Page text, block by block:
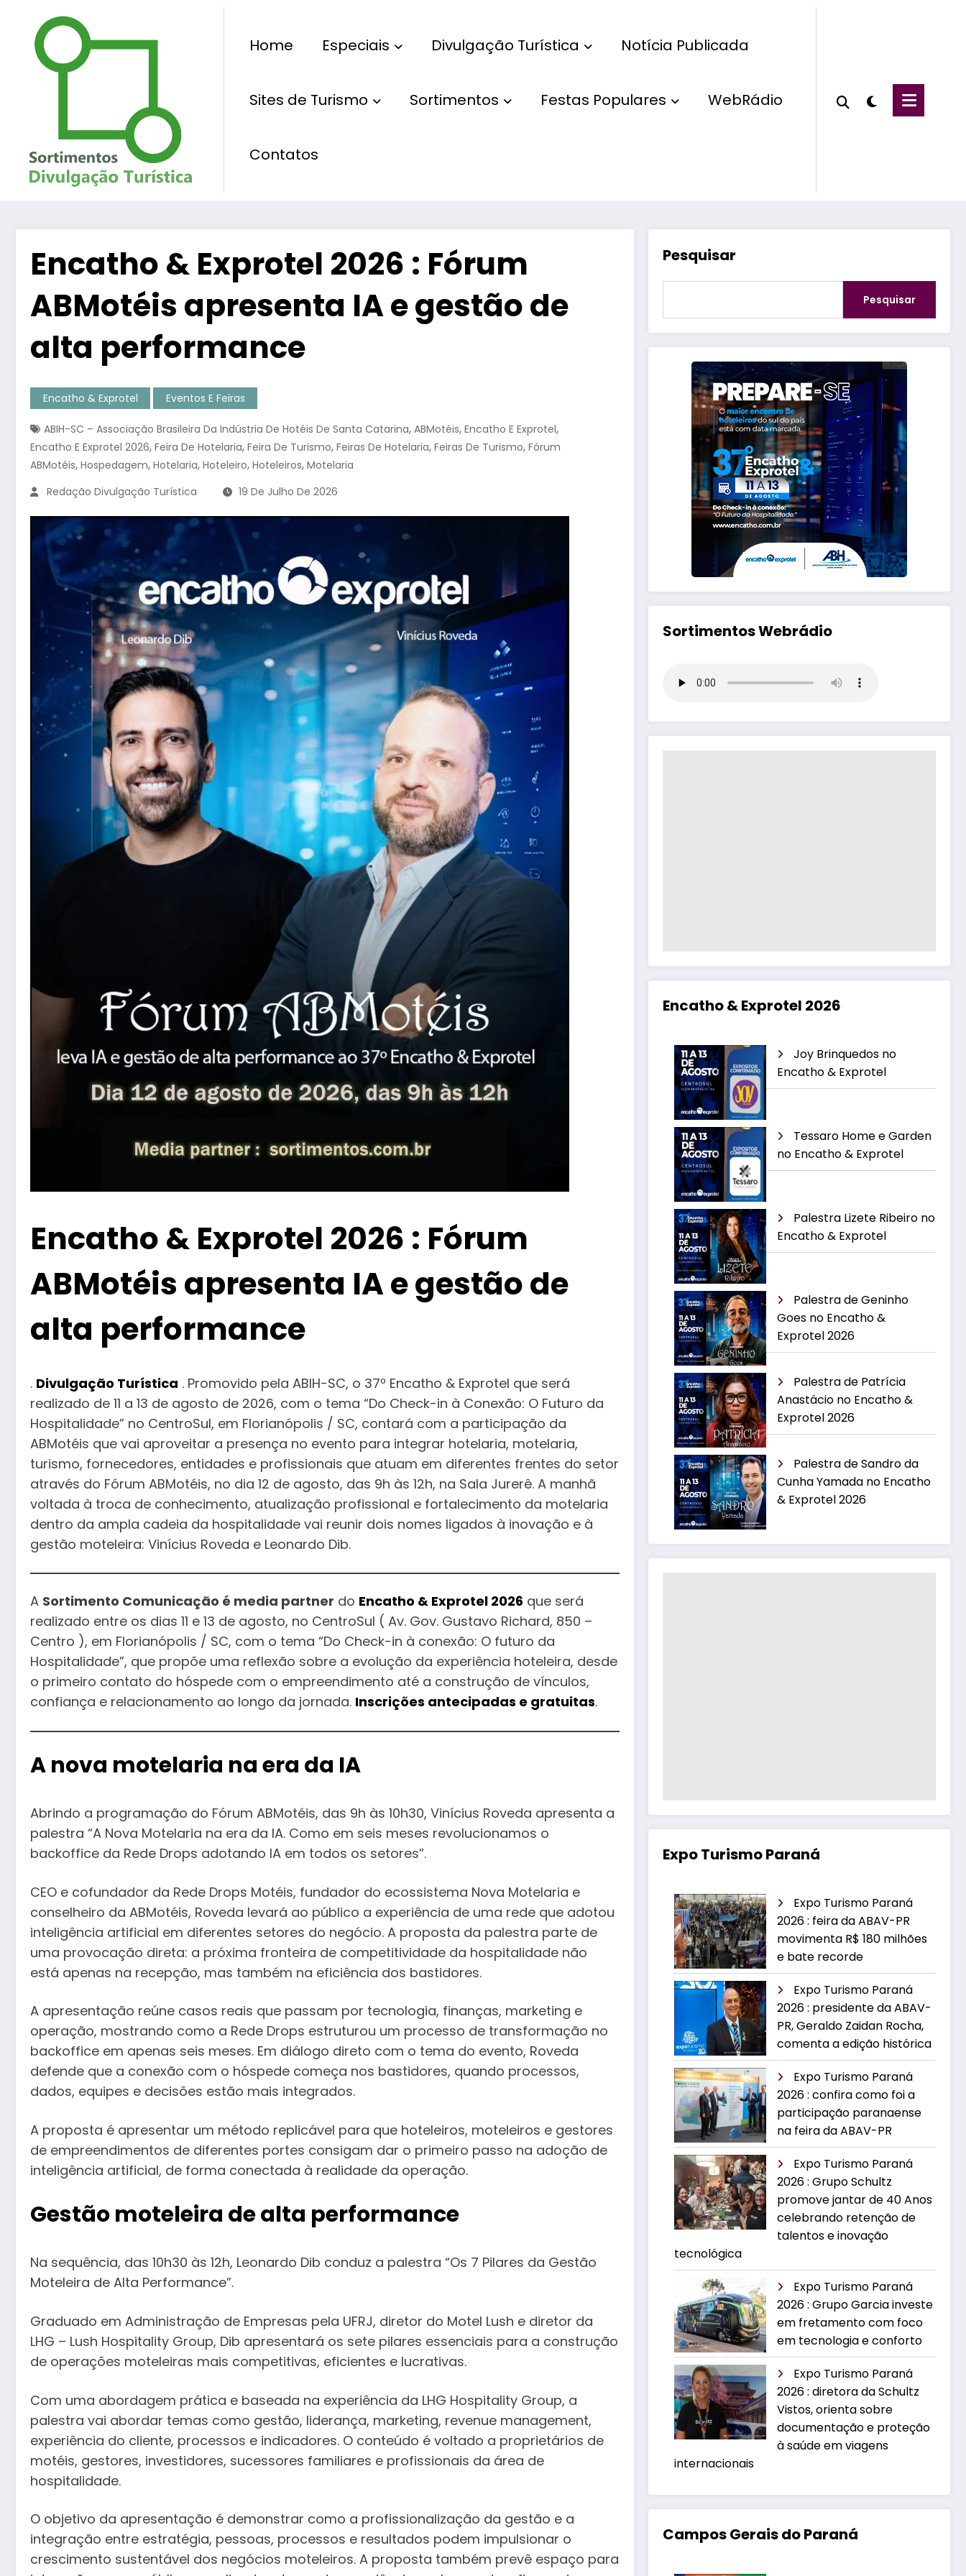
conteúdo
Home Especiais Divulgação Turística Notícia Publicada
Sites de Turismo Sortimentos Festas Populares WebRádio
Contatos
Encatho & Exprotel 2026 : Fórum
ABMotéis apresenta IA e gestão de
alta performance
Encatho & Exprotel Eventos E Feiras
ABIH-SC – Associação Brasileira Da Indústria De Hotéis De Santa Catarina, ABMotéis, Encatho E Exprotel,
Encatho E Exprotel 2026, Feira De Hotelaria, Feira De Turismo, Feiras De Hotelaria, Feiras De Turismo, Fórum
ABMotéis, Hospedagem, Hotelaria, Hoteleiro, Hoteleiros, Motelaria
Redação Divulgação Turística
19 De Julho De 2026
Encatho & Exprotel 2026 : Fórum
ABMotéis apresenta IA e gestão de
alta performance
. Divulgação Turística . Promovido pela ABIH-SC, o 37º Encatho & Exprotel que será
realizado de 11 a 13 de agosto de 2026, com o tema “Do Check-in à Conexão: O Futuro da
Hospitalidade” no CentroSul, em Florianópolis / SC, contará com a participação da
ABMotéis que vai aproveitar a presença no evento para integrar hotelaria, motelaria,
turismo, fornecedores, entidades e profissionais que atuam em diferentes frentes do setor
através do Fórum ABMotéis, no dia 12 de agosto, das 9h às 12h, na Sala Jurerê. A manhã
voltada à troca de conhecimento, atualização profissional e fortalecimento da motelaria
dentro da ampla cadeia da hospitalidade vai reunir dois nomes ligados à inovação e à
gestão moteleira: Vinícius Roveda e Leonardo Dib.
A Sortimento Comunicação é media partner do Encatho & Exprotel 2026 que será
realizado entre os dias 11 e 13 de agosto, no CentroSul ( Av. Gov. Gustavo Richard, 850 –
Centro ), em Florianópolis / SC, com o tema “Do Check-in à conexão: O futuro da
Hospitalidade”, que propõe uma reflexão sobre a evolução da experiência hoteleira, desde
o primeiro contato do hóspede com o empreendimento até a construção de vínculos,
confiança e relacionamento ao longo da jornada. Inscrições antecipadas e gratuitas.
A nova motelaria na era da IA
Abrindo a programação do Fórum ABMotéis, das 9h às 10h30, Vinícius Roveda apresenta a
palestra “A Nova Motelaria na era da IA. Como em seis meses revolucionamos o
backoffice da Rede Drops adotando IA em todos os setores”.
CEO e cofundador da Rede Drops Motéis, fundador do ecossistema Nova Motelaria e
conselheiro da ABMotéis, Roveda levará ao público a experiência de uma rede que adotou
inteligência artificial em diferentes setores do negócio. A proposta da palestra parte de
uma provocação direta: a próxima fronteira de competitividade da hospitalidade não
está apenas na recepção, mas também na eficiência dos bastidores.
A apresentação reúne casos reais que passam por tecnologia, finanças, marketing e
operação, mostrando como a Rede Drops estruturou um processo de transformação no
backoffice em apenas seis meses. Em diálogo direto com o tema do evento, Roveda
defende que a conexão com o hóspede começa nos bastidores, quando processos,
dados, equipes e decisões estão mais integrados.
A proposta é apresentar um método replicável para que hoteleiros, moteleiros e gestores
de empreendimentos de diferentes portes consigam dar o primeiro passo na adoção de
inteligência artificial, de forma conectada à realidade da operação.
Gestão moteleira de alta performance
Na sequência, das 10h30 às 12h, Leonardo Dib conduz a palestra “Os 7 Pilares da Gestão
Moteleira de Alta Performance”.
Graduado em Administração de Empresas pela UFRJ, diretor do Motel Lush e diretor da
LHG – Lush Hospitality Group, Dib apresentará os sete pilares essenciais para a construção
de operações moteleiras mais competitivas, eficientes e lucrativas.
Com uma abordagem prática e baseada na experiência da LHG Hospitality Group, a
palestra vai abordar temas como gestão, liderança, marketing, revenue management,
experiência do cliente, processos e indicadores. O conteúdo é voltado a proprietários de
motéis, gestores, investidores, sucessores familiares e profissionais da área de
hospitalidade.
O objetivo da apresentação é demonstrar como a profissionalização da gestão e a
integração entre estratégia, pessoas, processos e resultados podem impulsionar o
crescimento sustentável dos negócios moteleiros. A proposta também prevê espaço para
Pesquisar
Pesquisar
Sortimentos Webrádio
Encatho & Exprotel 2026
Joy Brinquedos no
Encatho & Exprotel
Tessaro Home e Garden
no Encatho & Exprotel
Palestra Lizete Ribeiro no
Encatho & Exprotel
Palestra de Geninho
Goes no Encatho &
Exprotel 2026
Palestra de Patrícia
Anastácio no Encatho &
Exprotel 2026
Palestra de Sandro da
Cunha Yamada no Encatho
& Exprotel 2026
Expo Turismo Paraná
Expo Turismo Paraná
2026 : feira da ABAV-PR
movimenta R$ 180 milhões
e bate recorde
Expo Turismo Paraná
2026 : presidente da ABAV-
PR, Geraldo Zaidan Rocha,
comenta a edição histórica
Expo Turismo Paraná
2026 : confira como foi a
participação paranaense
na feira da ABAV-PR
Expo Turismo Paraná
2026 : Grupo Schultz
promove jantar de 40 Anos
celebrando retenção de
talentos e inovação
tecnológica
Expo Turismo Paraná
2026 : Grupo Garcia investe
em fretamento com foco
em tecnologia e conforto
Expo Turismo Paraná
2026 : diretora da Schultz
Vistos, orienta sobre
documentação e proteção
à saúde em viagens
internacionais
Campos Gerais do Paraná